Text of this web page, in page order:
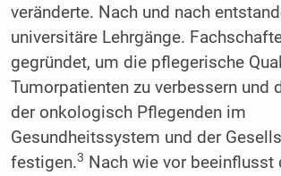
veränderte. Nach und nach
universitäre Lehrgänge.
gegründet, um die pflegerische
Tumorpatienten zu verbessern und
der onkologisch Pflegenden im
Gesundheitssystem und der
festigen.3 Nach wie vor beeinflusst